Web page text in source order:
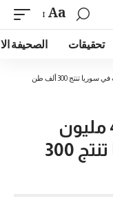
Aa
تحقيقات الصحيفة
تحديات بيئية ومناخية..41 مليون
شجرة لوزيات في سوريا تنتج 300